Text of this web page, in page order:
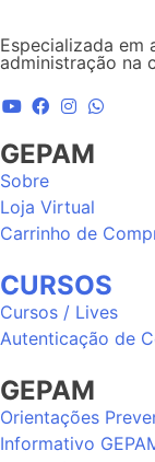
Especializada em
administração na
GEPAM
Sobre
Loja Virtual
Carrinho de
CURSOS
Cursos / Lives
Autenticação de
GEPAM
Orientações
Informativo